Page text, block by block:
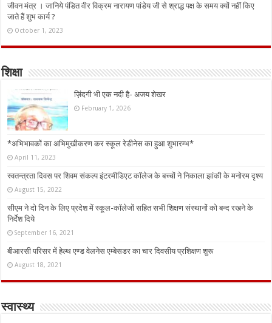
जीवन मंत्र । जानिये पंडित वीर विक्रम नारायण पांडेय जी से श्राद्ध पक्ष के समय क्यों नहीं किए
जाते हैं शुभ कार्य ?
October 1, 2023
शिक्षा
ज़िंदगी भी एक नदी है- अजय शेखर
February 1, 2026
*अभिभावकों का अभिमुखीकरण कर स्कूल रेडीनेस का हुआ शुभारम्भ*
April 11, 2023
स्वतन्त्रता दिवस पर शिवम संकल्प इंटरमीडिएट कॉलेज के बच्चों ने निकाला झांकी के मनोरम दृश्य
August 15, 2022
सीएम ने दो दिन के लिए प्रदेश में स्कूल-कॉलेजों सहित सभी शिक्षण संस्थानों को बन्द रखने के
निर्देश दिये
September 16, 2021
बीआरसी परिसर में हेल्थ एण्ड वेलनेस एम्बेसडर का चार दिवसीय प्रशिक्षण शुरू
August 18, 2021
स्वास्थ्य